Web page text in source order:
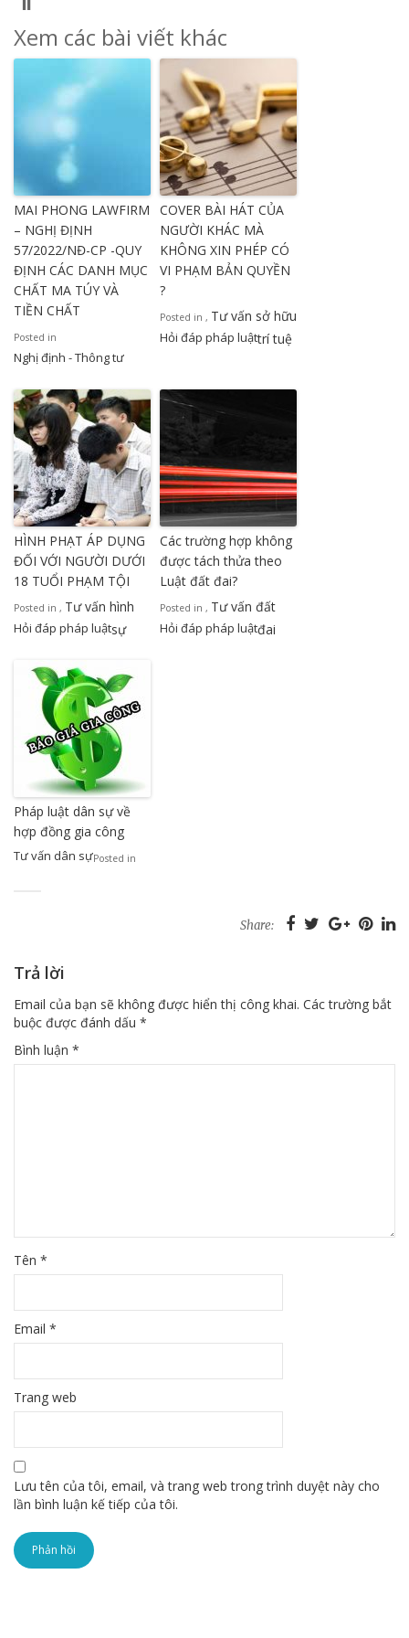
Xem các bài viết khác
MAI PHONG LAWFIRM
– NGHỊ ĐỊNH
57/2022/NĐ-CP -QUY
ĐỊNH CÁC DANH MỤC
CHẤT MA TÚY VÀ
TIỀN CHẤT
Posted in
Nghị định - Thông tư
COVER BÀI HÁT CỦA
NGƯỜI KHÁC MÀ
KHÔNG XIN PHÉP CÓ
VI PHẠM BẢN QUYỀN
?
Posted in
Hỏi đáp pháp luật
, Tư vấn sở hữu
trí tuệ
HÌNH PHẠT ÁP DỤNG
ĐỐI VỚI NGƯỜI DƯỚI
18 TUỔI PHẠM TỘI
Posted in
Hỏi đáp pháp luật
, Tư vấn hình
sự
Các trường hợp không
được tách thửa theo
Luật đất đai?
Posted in
Hỏi đáp pháp luật
, Tư vấn đất
đai
Pháp luật dân sự về
hợp đồng gia công
Posted in
Tư vấn dân sự
Share:
Trả lời
Email của bạn sẽ không được hiển thị công khai. Các trường bắt
buộc được đánh dấu *
Bình luận *
Tên *
Email *
Trang web
Lưu tên của tôi, email, và trang web trong trình duyệt này cho
lần bình luận kế tiếp của tôi.